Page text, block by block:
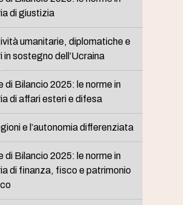
di giustizia
umanitarie, diplomatiche e
in sostegno dell’Ucraina
di Bilancio 2025: le norme in
di affari esteri e difesa
e l’autonomia differenziata
di Bilancio 2025: le norme in
di finanza, fisco e patrimonio